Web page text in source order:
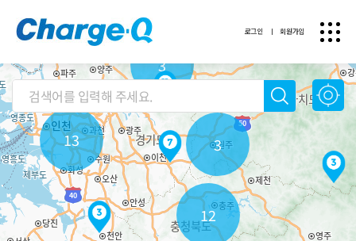
로그인ㅣ회원가입
12
13
3
3